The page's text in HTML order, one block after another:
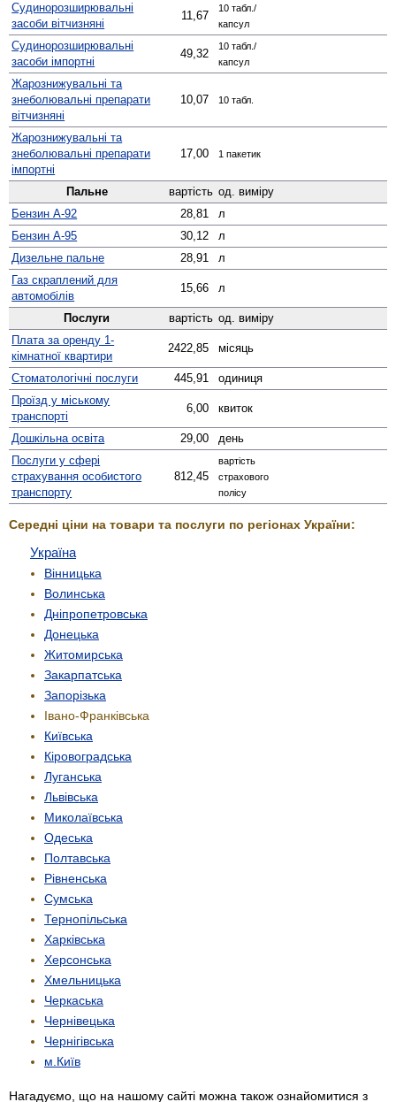
Судино­розширювальні
засоби вітчизняні
11,67
10 табл./
капсул
Судино­розширювальні
засоби імпортні
49,32
10 табл./
капсул
Жаро­знижувальні та
знеболювальні препарати
вітчизняні
10,07 10 табл.
Жаро­знижувальні та
знеболювальні препарати
імпортні
17,00 1 пакетик
Пальне вартість од. виміру
Бензин А-92
28,81
л
Бензин А-95
30,12
л
Дизельне пальне
28,91
л
Газ скраплений для
автомобілів
15,66 л
Послуги вартість од. виміру
Плата за оренду 1-
кімнатної квартири
2422,85 місяць
Стомато­логічні послуги 445,91
одиниця
Проїзд у міському
транспорті
6,00 квиток
Дошкільна освіта 29,00
день
Послуги у сфері
страхування особистого
транспорту
812,45
вартість
страхового
полісу
Середні ціни на товари та послуги по регіонах України:
Україна
Вінницька
Волинська
Дніпропетровська
Донецька
Житомирська
Закарпатська
Запорізька
Івано-Франківська
Київська
Кіровоградська
Луганська
Львівська
Миколаївська
Одеська
Полтавська
Рівненська
Сумська
Тернопільська
Харківська
Херсонська
Хмельницька
Черкаська
Чернівецька
Чернігівська
м.Київ
Нагадуємо, що на нашому сайті можна також ознайомитися з